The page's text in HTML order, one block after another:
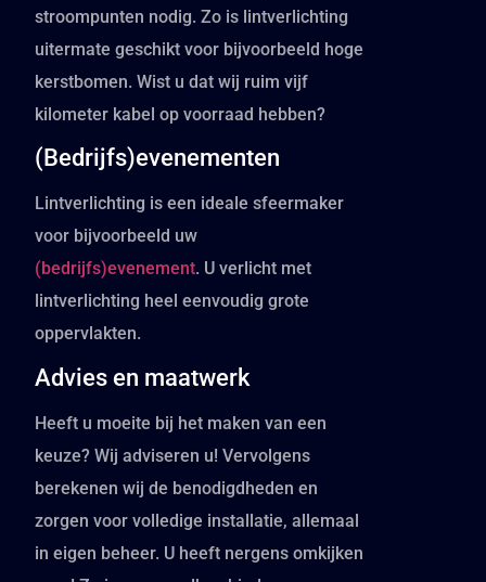
stroompunten nodig. Zo is lintverlichting
uitermate geschikt voor bijvoorbeeld hoge
kerstbomen. Wist u dat wij ruim vijf
kilometer kabel op voorraad hebben?
(Bedrijfs)evenementen
Lintverlichting is een ideale sfeermaker
voor bijvoorbeeld uw
(bedrijfs)evenement. U verlicht met
lintverlichting heel eenvoudig grote
oppervlakten.
Advies en maatwerk
Heeft u moeite bij het maken van een
keuze? Wij adviseren u! Vervolgens
berekenen wij de benodigdheden en
zorgen voor volledige installatie, allemaal
in eigen beheer. U heeft nergens omkijken